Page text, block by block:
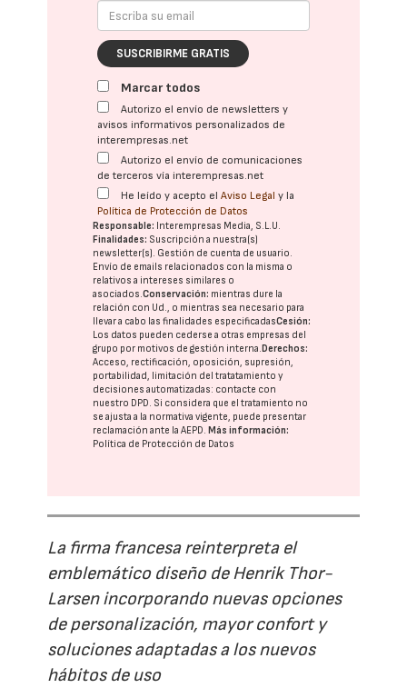
SUSCRIBIRME GRATIS
Marcar todos
Autorizo el envío de newsletters y
avisos informativos personalizados de
interempresas.net
Autorizo el envío de comunicaciones
de terceros vía interempresas.net
He leído y acepto elAviso Legal y la
Política de Protección de Datos
Responsable: Interempresas Media, S.L.U.
Finalidades: Suscripción a nuestra(s)
newsletter(s). Gestión de cuenta de usuario.
Envío de emails relacionados con la misma o
relativos a intereses similares o
asociados.Conservación: mientras dure la
relación con Ud., o mientras sea necesario para
llevar a cabo las finalidades especificadasCesión:
Los datos pueden cederse a otras empresas del
grupo por motivos de gestión interna.Derechos:
Acceso, rectificación, oposición, supresión,
portabilidad, limitación del tratatamiento y
decisiones automatizadas: contacte con
nuestro DPD. Si considera que el tratamiento no
se ajusta a la normativa vigente, puede presentar
reclamación ante laAEPD.Más información:
Política de Protección de Datos
La firma francesa reinterpreta el
emblemático diseño de Henrik Thor-
Larsen incorporando nuevas opciones
de personalización, mayor confort y
soluciones adaptadas a los nuevos
hábitos de uso